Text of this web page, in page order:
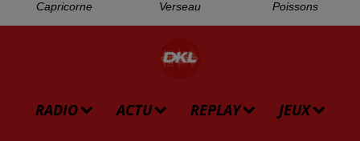
Capricorne Verseau Poissons
RADIO ACTU REPLAY
JEUX